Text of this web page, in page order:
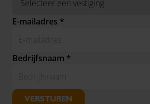
E-mailadres *
Bedrijfsnaam *
VERSTUREN